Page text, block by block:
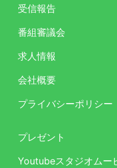
受信報告
番組審議会
求人情報
会社概要
プライバシーポリシー
プレゼント
Youtubeスタジオムー